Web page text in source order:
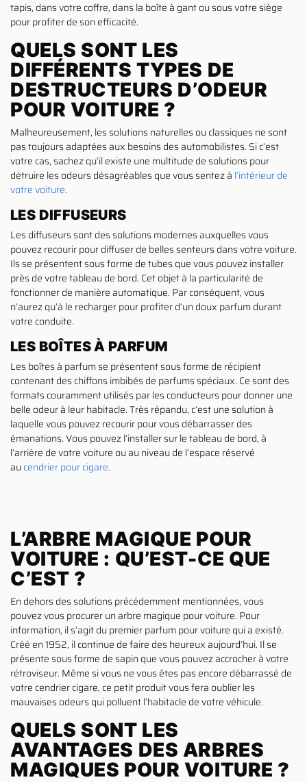
tapis, dans votre coffre, dans la boîte à gant ou sous votre siège
pour profiter de son efficacité.
QUELS SONT LES
DIFFÉRENTS TYPES DE
DESTRUCTEURS D’ODEUR
POUR VOITURE ?
Malheureusement, les solutions naturelles ou classiques ne sont
pas toujours adaptées aux besoins des automobilistes. Si c’est
votre cas, sachez qu’il existe une multitude de solutions pour
détruire les odeurs désagréables que vous sentez à l’intérieur de
votre voiture.
LES DIFFUSEURS
Les diffuseurs sont des solutions modernes auxquelles vous
pouvez recourir pour diffuser de belles senteurs dans votre voiture.
Ils se présentent sous forme de tubes que vous pouvez installer
près de votre tableau de bord. Cet objet à la particularité de
fonctionner de manière automatique. Par conséquent, vous
n’aurez qu’à le recharger pour profiter d’un doux parfum durant
votre conduite.
LES BOÎTES À PARFUM
Les boîtes à parfum se présentent sous forme de récipient
contenant des chiffons imbibés de parfums spéciaux. Ce sont des
formats couramment utilisés par les conducteurs pour donner une
belle odeur à leur habitacle. Très répandu, c’est une solution à
laquelle vous pouvez recourir pour vous débarrasser des
émanations. Vous pouvez l’installer sur le tableau de bord, à
l’arrière de votre voiture ou au niveau de l’espace réservé
aucendrier pour cigare.
L’ARBRE MAGIQUE POUR
VOITURE : QU’EST-CE QUE
C’EST ?
En dehors des solutions précédemment mentionnées, vous
pouvez vous procurer un arbre magique pour voiture. Pour
information, il s’agit du premier parfum pour voiture qui a existé.
Créé en 1952, il continue de faire des heureux aujourd’hui. Il se
présente sous forme de sapin que vous pouvez accrocher à votre
rétroviseur. Même si vous ne vous êtes pas encore débarrassé de
votre cendrier cigare, ce petit produit vous fera oublier les
mauvaises odeurs qui polluent l’habitacle de votre véhicule.
QUELS SONT LES
AVANTAGES DES ARBRES
MAGIQUES POUR VOITURE ?